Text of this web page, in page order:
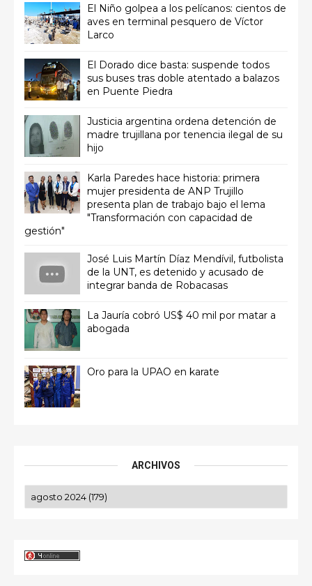
El Niño golpea a los pelícanos: cientos de
aves en terminal pesquero de Víctor
Larco
El Dorado dice basta: suspende todos
sus buses tras doble atentado a balazos
en Puente Piedra
Justicia argentina ordena detención de
madre trujillana por tenencia ilegal de su
hijo
Karla Paredes hace historia: primera
mujer presidenta de ANP Trujillo
presenta plan de trabajo bajo el lema
"Transformación con capacidad de
gestión"
José Luis Martín Díaz Mendívil, futbolista
de la UNT, es detenido y acusado de
integrar banda de Robacasas
La Jauría cobró US$ 40 mil por matar a
abogada
Oro para la UPAO en karate
ARCHIVOS